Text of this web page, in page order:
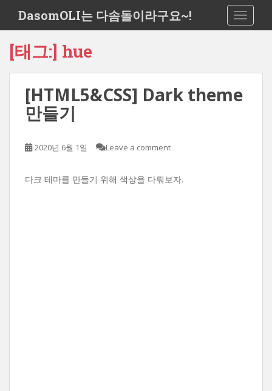
i
DasomOLI는 다솜돌이라구요~!
[태그:] hue
[HTML5&CSS] Dark theme
만들기
2020년 6월 1일 Leave a comment
다크 테마를 만들기 위해 색상을 다뤄보자.